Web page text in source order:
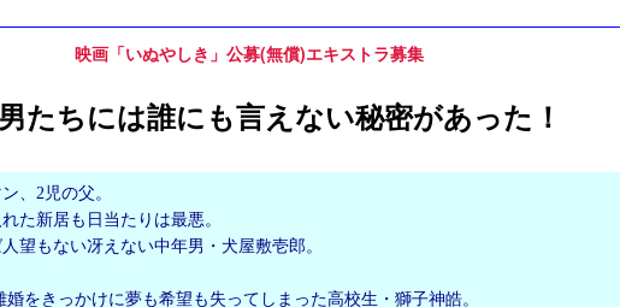
映画「いぬやしき」公募(無償)エキストラ募集
たちには誰にも言えない秘密があった！
、2児の父。
た新居も日当たりは最悪。
望もない冴えない中年男・犬屋敷壱郎。
婚をきっかけに夢も希望も失ってしまった高校生・獅子神皓。